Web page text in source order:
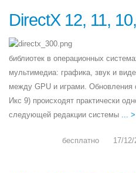
DirectX 12, 11,
библиотек в операционных
мультимедиа: графика, звук и
между GPU и играми. Обновления
Икс 9) происходят практически
следующей редакции системы ... >
бесплатно 17/12/